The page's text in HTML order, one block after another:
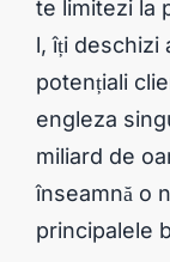
te limitezi la
l, îți deschizi
potențiali
engleza
miliard de
înseamnă o
principalele